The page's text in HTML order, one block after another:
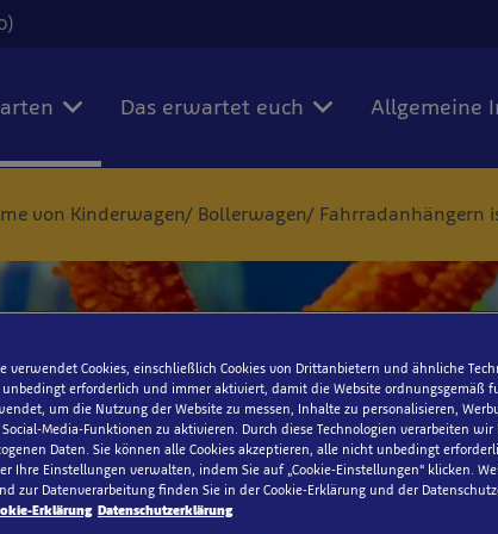
Das erwartet euch Allgemeine
von Kinderwagen/ Bollerwagen/ Fahrradanhängern
Onlineticket für ein gebuchtes Zeitfenster oder eine
bei anderen Karten können wir den Eintritt
ist das Zeitfenster bereits hinterlegt, hier ist keine
Alle anderen Ticketarten benötigen eine Zeitfenster-
verwendet Cookies, einschließlich Cookies von Drittanbietern und ähnliche
unbedingt erforderlich und immer aktiviert, damit die Website ordnungsgemäß
um die Nutzung der Website zu messen, Inhalte zu personalisieren,
Media-Funktionen zu aktivieren. Durch diese Technologien verarbeiten wir
Daten. Sie können alle Cookies akzeptieren, alle nicht unbedingt
Ihre Einstellungen verwalten, indem Sie auf „Cookie-Einstellungen“ klicken.
zur Datenverarbeitung finden Sie in der Cookie-Erklärung und der
Erklärung Datenschutzerklärung